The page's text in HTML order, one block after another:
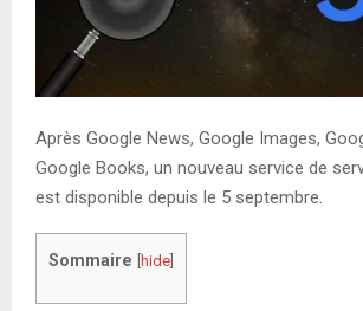
Après Google News, Google Images,
Google Books, un nouveau service de
est disponible depuis le 5 septembre.
Sommaire [hide]